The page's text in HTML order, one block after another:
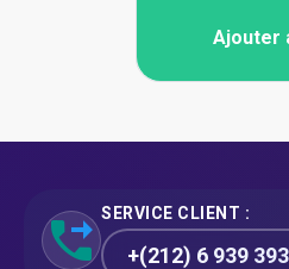
Ajouter
SERVICE CLIENT :
+(212) 6 939